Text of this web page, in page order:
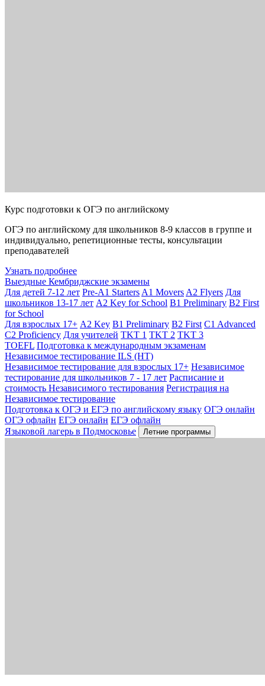
Курс подготовки к ОГЭ по английскому
ОГЭ по английскому для школьников 8-9 классов в группе и
индивидуально, репетиционные тесты, консультации
преподавателей
Узнать подробнее
Выездные Кембриджские экзамены
Для детей 7-12 лет Pre-A1 Starters A1 Movers A2 Flyers Для
школьников 13-17 лет A2 Key for School B1 Preliminary B2 First
for School
Для взрослых 17+ A2 Key B1 Preliminary B2 First C1 Advanced
C2 Proficiency Для учителей TKT 1 TKT 2 TKT 3
TOEFL Подготовка к международным экзаменам
Независимое тестирование ILS (НТ)
Независимое тестирование для взрослых 17+ Независимое
тестирование для школьников 7 - 17 лет Расписание и
стоимость Независимого тестирования Регистрация на
Независимое тестирование
Подготовка к ОГЭ и ЕГЭ по английскому языку ОГЭ онлайн
ОГЭ офлайн ЕГЭ онлайн ЕГЭ офлайн
Языковой лагерь в Подмосковье
Летние программы